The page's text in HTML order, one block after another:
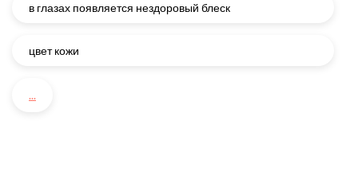
в глазах появляется нездоровый блеск
цвет кожи
...